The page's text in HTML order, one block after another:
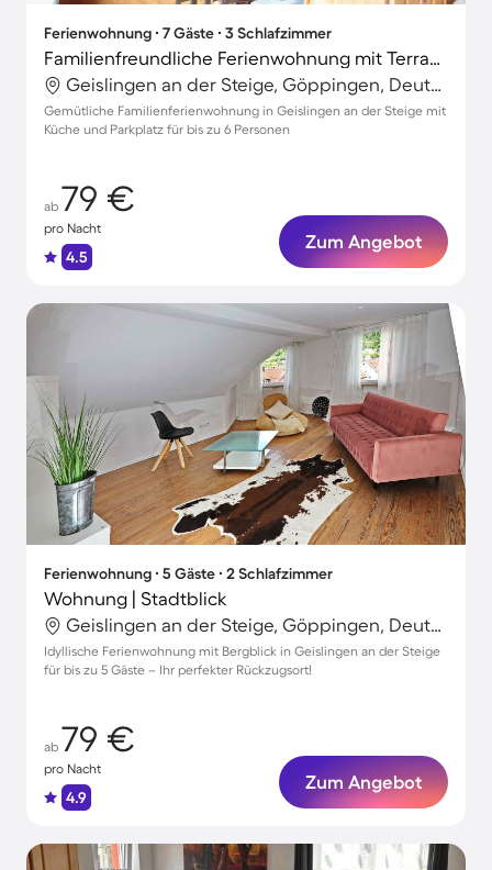
Ferienwohnung ∙ 7 Gäste ∙ 3 Schlafzimmer
Familienfreundliche Ferienwohnung mit Terrasse | Perfekt für die Arbeit von Zuhause
Geislingen an der Steige, Göppingen, Deutschland
Gemütliche Familienferienwohnung in Geislingen an der Steige mit
Küche und Parkplatz für bis zu 6 Personen
ab 79 €
pro Nacht
4.5
Zum Angebot
Ferienwohnung ∙ 5 Gäste ∙ 2 Schlafzimmer
Wohnung | Stadtblick
Geislingen an der Steige, Göppingen, Deutschland
Idyllische Ferienwohnung mit Bergblick in Geislingen an der Steige
für bis zu 5 Gäste – Ihr perfekter Rückzugsort!
ab 79 €
pro Nacht
4.9
Zum Angebot